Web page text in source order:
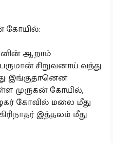
கோயில்:
ஆறாம்
சிறுவனாய் வந்து
இங்குதானென
முருகன் கோயில்,
கோவில் மலை மீது
இத்தலம் மீது